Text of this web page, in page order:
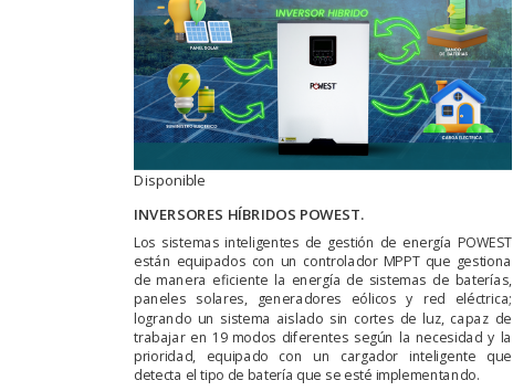
Disponible
INVERSORES HÍBRIDOS POWEST.
Los sistemas inteligentes de gestión de energía POWEST
están equipados con un controlador MPPT que gestiona
de manera eficiente la energía de sistemas de baterías,
paneles solares, generadores eólicos y red eléctrica;
logrando un sistema aislado sin cortes de luz, capaz de
trabajar en 19 modos diferentes según la necesidad y la
prioridad, equipado con un cargador inteligente que
detecta el tipo de batería que se esté implementando.